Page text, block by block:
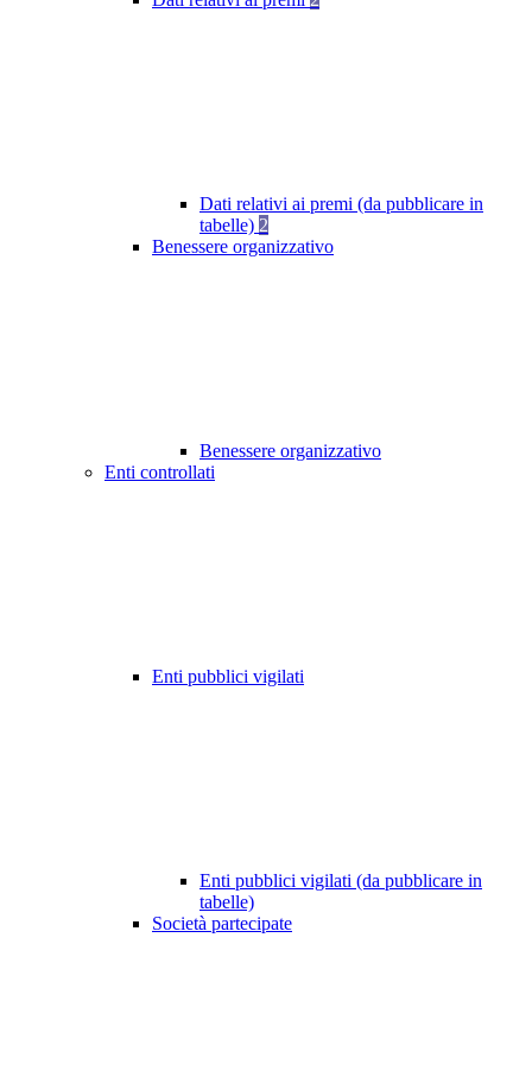
Dati relativi ai premi (da pubblicare in
tabelle) 2
Benessere organizzativo
Benessere organizzativo
Enti controllati
Enti pubblici vigilati
Enti pubblici vigilati (da pubblicare in
tabelle)
Società partecipate